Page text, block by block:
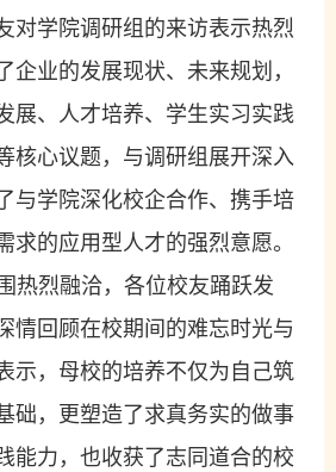
对学院调研组的来访表示热烈
企业的发展现状、未来规划，
展、人才培养、学生实习实践
核心议题，与调研组展开深入
与学院深化校企合作、携手培
求的应用型人才的强烈意愿。
热烈融洽，各位校友踊跃发
情回顾在校期间的难忘时光与
示，母校的培养不仅为自己筑
础，更塑造了求真务实的做事
能力，也收获了志同道合的校